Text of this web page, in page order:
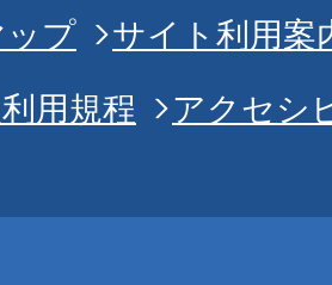
プ
サイト利用案
用規程
アクセシ